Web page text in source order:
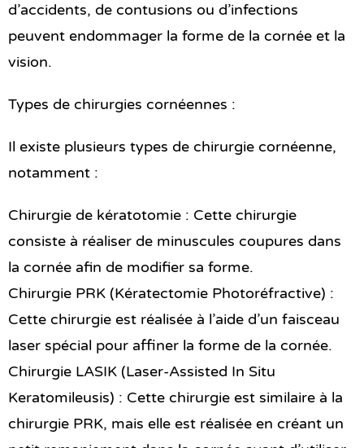
d’accidents, de contusions ou d’infections
peuvent endommager la forme de la cornée et la
vision.
Types de chirurgies cornéennes :
Il existe plusieurs types de chirurgie cornéenne,
notamment :
Chirurgie de kératotomie : Cette chirurgie
consiste à réaliser de minuscules coupures dans
la cornée afin de modifier sa forme.
Chirurgie PRK (Kératectomie Photoréfractive) :
Cette chirurgie est réalisée à l’aide d’un faisceau
laser spécial pour affiner la forme de la cornée.
Chirurgie LASIK (Laser-Assisted In Situ
Keratomileusis) : Cette chirurgie est similaire à la
chirurgie PRK, mais elle est réalisée en créant un